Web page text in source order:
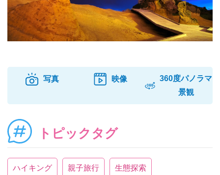
写真 映像
360度パノラマ
景観
トピックタグ
ハイキング 親子旅行 生態探索